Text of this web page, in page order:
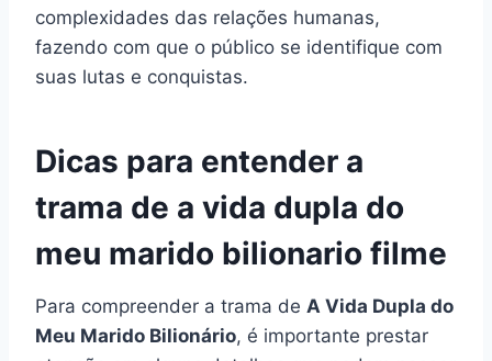
complexidades das relações humanas,
fazendo com que o público se identifique com
suas lutas e conquistas.
Dicas para entender a
trama de a vida dupla do
meu marido bilionario filme
Para compreender a trama de A Vida Dupla do
Meu Marido Bilionário, é importante prestar